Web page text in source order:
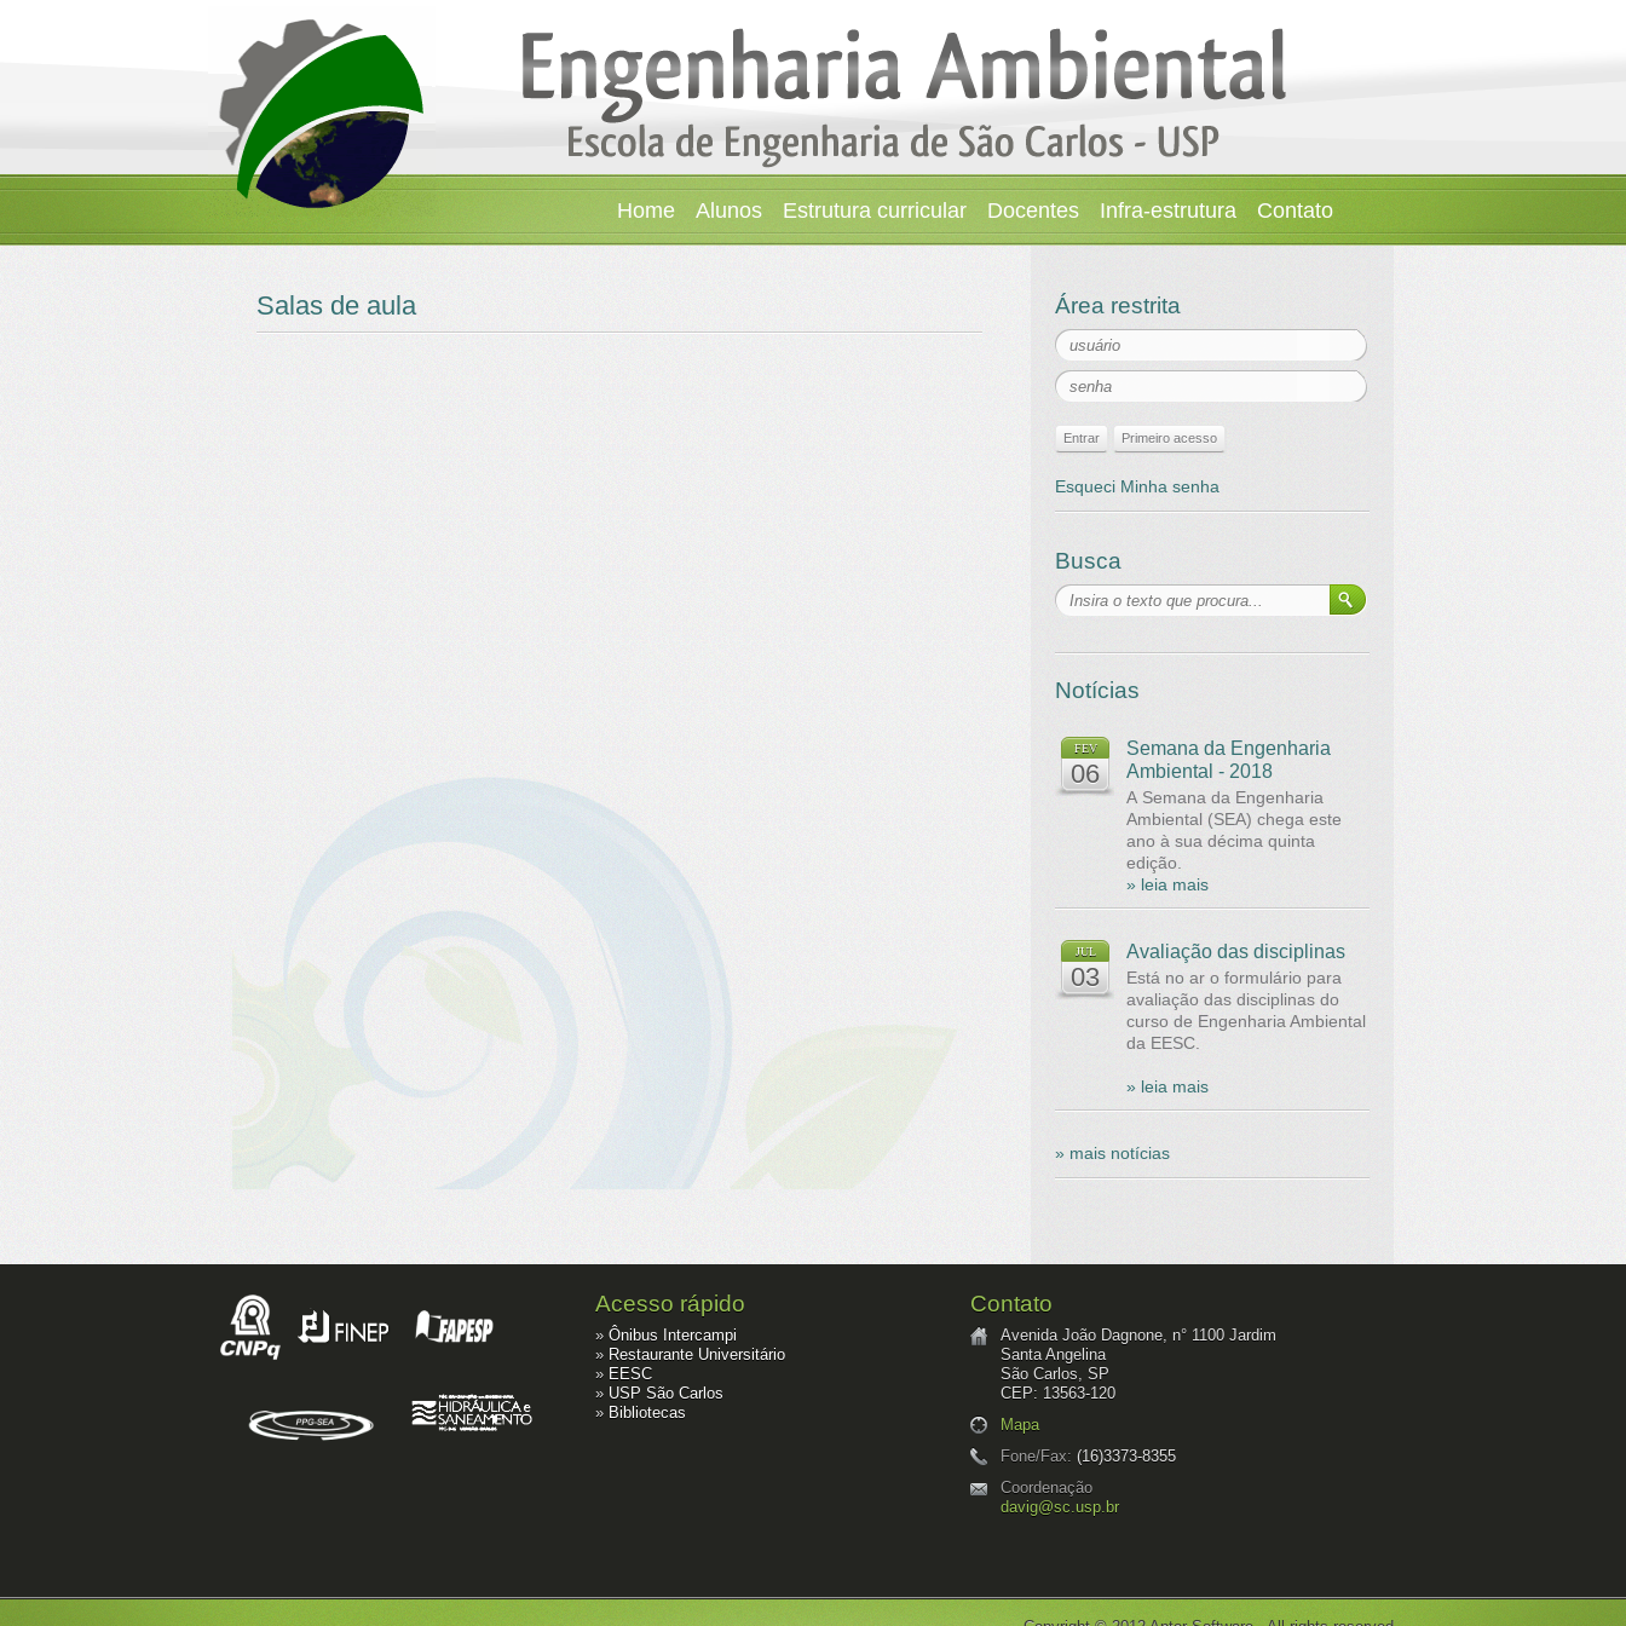
Home Alunos Estrutura curricular Docentes Infra-estrutura Contato
Salas de aula Área restrita
Esqueci Minha senha
Busca
Notícias
FEV
06
Semana da Engenharia
Ambiental - 2018
A Semana da Engenharia
Ambiental (SEA) chega este
ano à sua décima quinta
edição.
» leia mais
JUL
03
Avaliação das disciplinas
Está no ar o formulário para
avaliação das disciplinas do
curso de Engenharia Ambiental
da EESC.
» leia mais
» mais notícias
Acesso rápido
» Ônibus Intercampi
» Restaurante Universitário
» EESC
» USP São Carlos
» Bibliotecas
Contato
Avenida João Dagnone, n° 1100 Jardim
Santa Angelina
São Carlos, SP
CEP: 13563-120
Mapa
Fone/Fax: (16)3373-8355
Coordenação
davig@sc.usp.br